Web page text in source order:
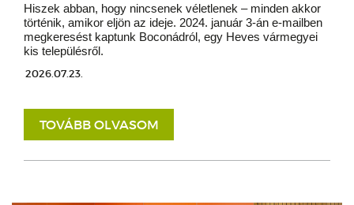
Hiszek abban, hogy nincsenek véletlenek – minden akkor
történik, amikor eljön az ideje. 2024. január 3-án e-mailben
megkeresést kaptunk Boconádról, egy Heves vármegyei
kis településről.
2026.07.23.
TOVÁBB OLVASOM